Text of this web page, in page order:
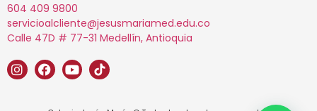
604 409 9800
servicioalcliente@jesusmariamed.edu.co
Calle 47D # 77-31 Medellín, Antioquia